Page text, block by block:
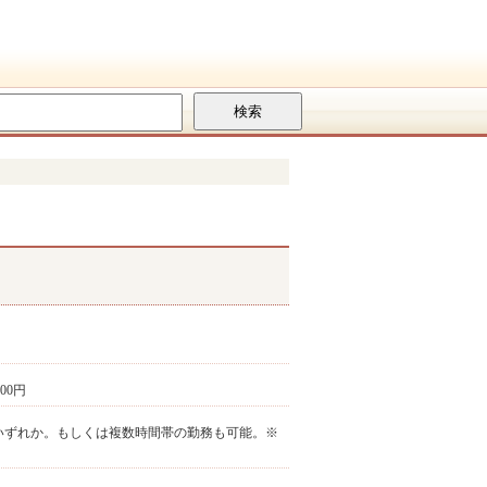
円
れか。もしくは複数時間帯の勤務も可能。※